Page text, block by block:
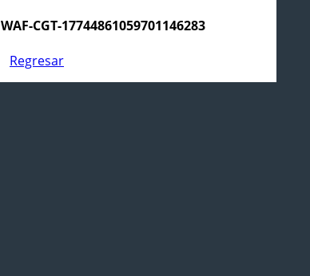
WAF-CGT-17744861059701146283
Regresar